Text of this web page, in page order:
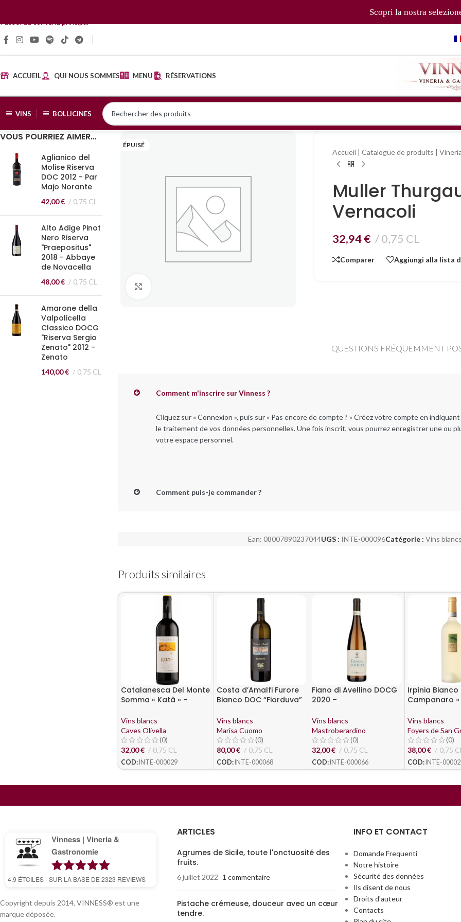
Scopri la nostra selezione di
ACCUEIL QUI NOUS SOMMES MENU RÉSERVATIONS
VINS BOLLICINES
VOUS POURRIEZ AIMER…
Aglianico del
Molise Riserva
DOC 2012 - Par
Majo Norante
42,00€ 0,75 CL
Alto Adige Pinot
Nero Riserva
"Praepositus"
2018 - Abbaye
de Novacella
48,00€ 0,75 CL
Amarone della
Valpolicella
Classico DOCG
"Riserva Sergio
Zenato" 2012 -
Zenato
140,00€ 0,75 CL
ÉPUISÉ
Accueil | Catalogue de produits | Vineria
Muller
Vernacoli
32,94€ 0,75 CL
Comparer Aggiungi alla lista
QUESTIONS FRÉQUEMMENT
Comment m'inscrire sur Vinness ?
Cliquez sur « Connexion », puis sur « Pas encore de compte ? » Créez votre compte en
le traitement de vos données personnelles. Une fois inscrit, vous pourrez enregistrer une ou
votre espace personnel.
Comment puis-je commander ?
Ean: 08007890237044UGS : INTE-000096Catégorie : Vins blancs
Produits similaires
Catalanesca Del Monte
Somma « Katà » –
Vins blancs
Caves Olivella
(0)
32,00€ 0,75 CL
COD: INTE-000029
Costa d’Amalfi Furore
Bianco DOC “Fiorduva”
Vins blancs
Marisa Cuomo
(0)
80,00€ 0,75 CL
COD: INTE-000068
Fiano di Avellino DOCG
2020 –
Vins blancs
Mastroberardino
(0)
32,00€ 0,75 CL
COD: INTE-000066
Irpinia Bianco
Campanaro »
Vins blancs
Foyers de San
(0)
38,00€ 0,75 CL
COD: INTE-
Vinness | Vineria &
Gastronomie
4.9 ÉTOILES - SUR LA BASE DE 2323 REVIEWS
Copyright depuis 2014, VINNESS® est une
marque déposée.
ARTICLES
Agrumes de Sicile, toute l'onctuosité des
fruits.
6 juillet 2022 1 commentaire
Pistache crémeuse, douceur avec un cœur
tendre.
INFO ET CONTACT
Domande Frequenti
Notre histoire
Sécurité des données
Ils disent de nous
Droits d'auteur
Contacts